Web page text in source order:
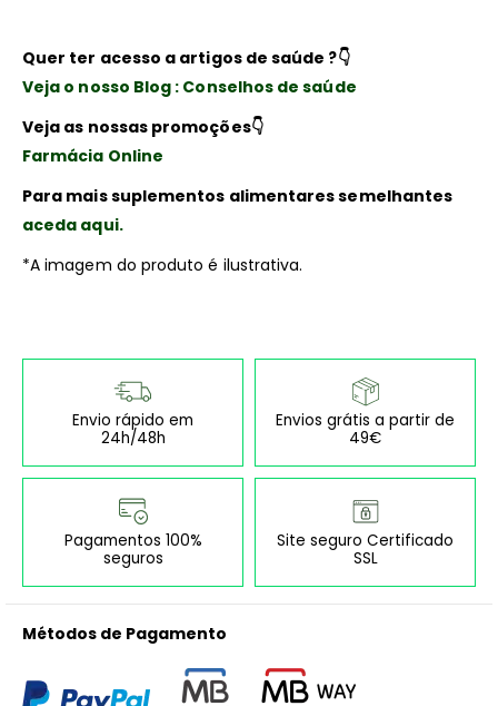
Quer ter acesso a artigos de saúde ?👇
Veja o nosso Blog : Conselhos de saúde
Veja as nossas promoções👇
Farmácia Online
Para mais suplementos alimentares semelhantes
aceda aqui.
*A imagem do produto é ilustrativa.
Envio rápido em
24h/48h
Envios grátis a partir de
49€
Pagamentos 100%
seguros
Site seguro Certificado
SSL
Métodos de Pagamento